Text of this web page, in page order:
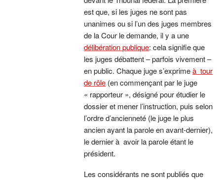
est que, si les juges ne sont pas
unanimes ou si l’un des juges membres
de la Cour le demande, il y a une
délibération publique: cela signifie que
les juges débattent – parfois vivement –
en public. Chaque juge s’exprimeà tour
de rôle (en commençant par le juge
« rapporteur », désigné pour étudier le
dossier et mener l’instruction, puis selon
l’ordre d’ancienneté (le juge le plus
ancien ayant la parole en avant-dernier),
le dernier à avoir la parole étant le
président.
Les considérants ne sont publiés que